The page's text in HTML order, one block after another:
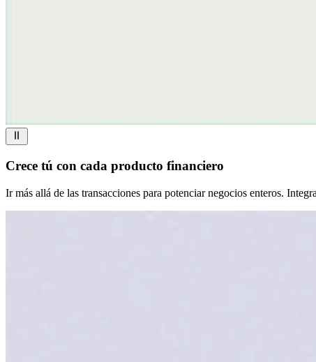
Crece tú con cada producto financiero
Ir más allá de las transacciones para potenciar negocios enteros.